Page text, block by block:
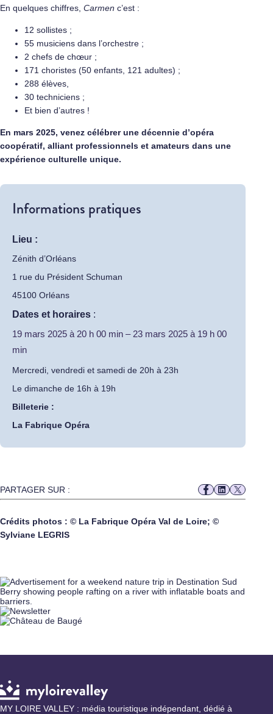
En quelques chiffres, Carmen c’est :
12 sollistes ;
55 musiciens dans l’orchestre ;
2 chefs de chœur ;
171 choristes (50 enfants, 121 adultes) ;
288 élèves,
30 techniciens ;
Et bien d’autres !
En mars 2025, venez célébrer une décennie d’opéra
coopératif, alliant professionnels et amateurs dans une
expérience culturelle unique.
Informations pratiques
Lieu :
Zénith d’Orléans
1 rue du Président Schuman
45100 Orléans
Dates et horaires :
19 mars 2025 à 20 h 00 min – 23 mars 2025 à 19 h 00
min
Mercredi, vendredi et samedi de 20h à 23h
Le dimanche de 16h à 19h
Billeterie :
La Fabrique Opéra
PARTAGER SUR :
Crédits photos : © La Fabrique Opéra Val de Loire; ©
Sylviane LEGRIS
MY LOIRE VALLEY : média touristique indépendant, dédié à